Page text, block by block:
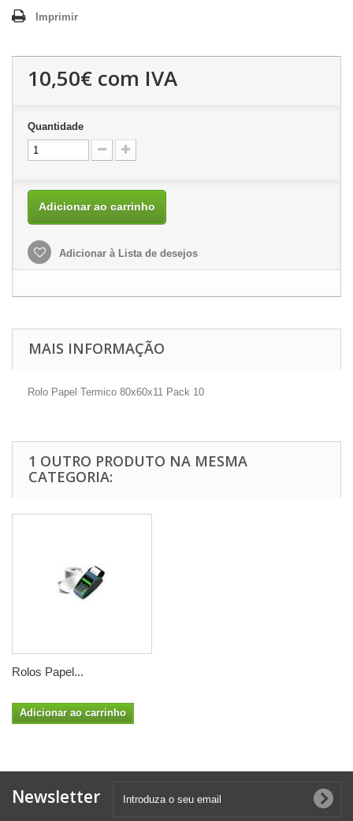
Imprimir
10,50€ com IVA
Quantidade
Adicionar ao carrinho
Adicionar à Lista de desejos
MAIS INFORMAÇÃO
Rolo Papel Termico 80x60x11 Pack 10
1 OUTRO PRODUTO NA MESMA
CATEGORIA:
Rolos Papel...
Adicionar ao carrinho
Newsletter